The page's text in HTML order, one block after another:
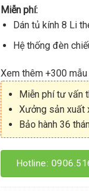
Miễn phí:
Dán tủ kính 8 Li
Hệ thống đèn
Xem thêm +300
Miễn phí tư vấn
Xưởng sản xuất
Bảo hành 36
Hotline: